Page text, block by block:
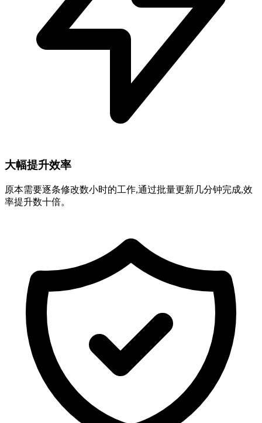
大幅提升效率
原本需要逐条修改数小时的工作,通过批量更新几分钟完成,效
率提升数十倍。